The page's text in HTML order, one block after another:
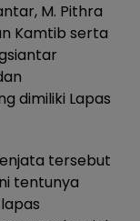
M. Pithra
Kamtib serta
dimiliki Lapas
tersebut
tentunya